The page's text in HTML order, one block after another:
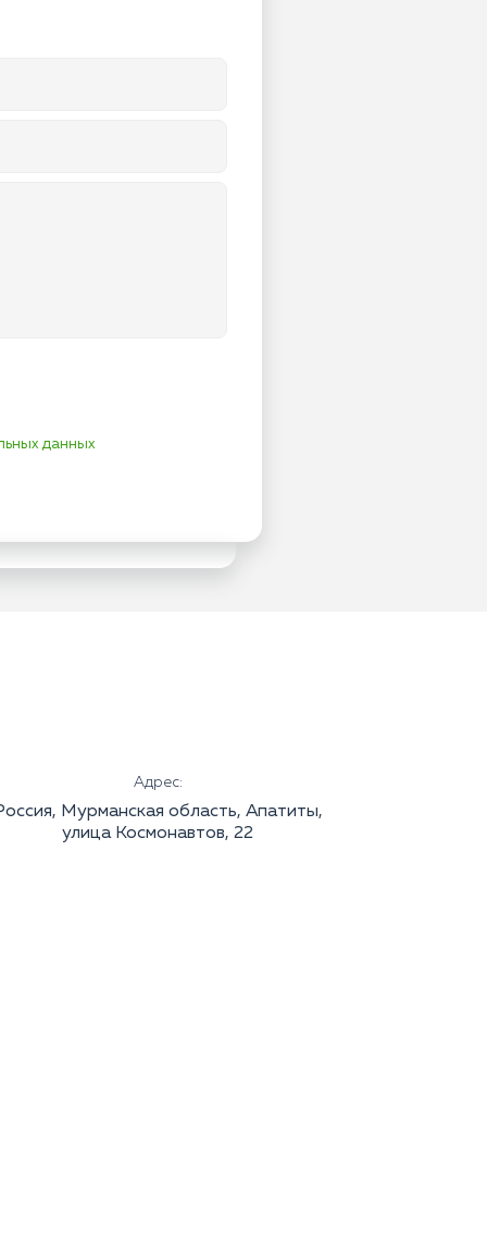
данных
Адрес:
Мурманская область, Апатиты,
улица Космонавтов, 22